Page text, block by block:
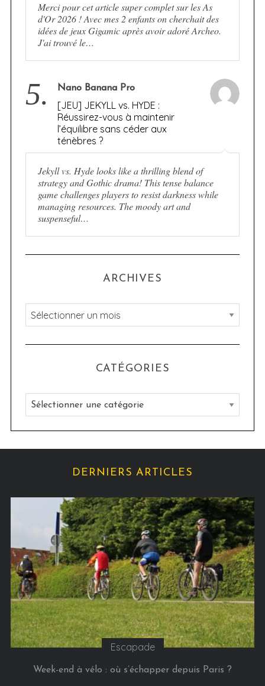
Merci pour cet article super complet sur les As
d'Or 2026 ! Avec mes 2 enfants on cherchait des
idées de jeux Gigamic après avoir adoré Archeo.
J'ai trouvé le…
5. Nano Banana Pro
[JEU] JEKYLL vs. HYDE :
Réussirez-vous à maintenir
l’équilibre sans céder aux
ténèbres ?
Jekyll vs. Hyde looks like a thrilling blend of
strategy and Gothic drama! This tense balance
game challenges players to resist darkness while
managing resources. The moody art and
suspenseful…
ARCHIVES
A
r
c
v
CATÉGORIES
C
a
t
é
r
s
DERNIERS ARTICLES
Escapade
Week-end à vélo : où s’échapper depuis Paris ?